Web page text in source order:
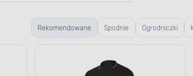
Rekomendowane Spodnie Ogrodniczki